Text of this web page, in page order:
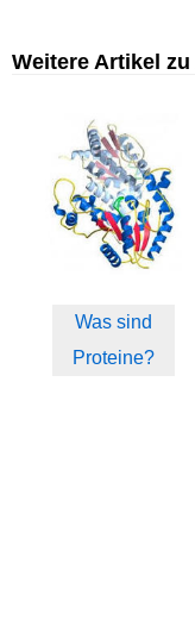
Weitere Artikel zu
Was sind
Proteine?